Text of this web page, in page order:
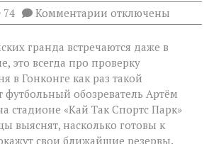
74 Комментарии к
записи
против
«Ювентуса»:
кто
выйдет
на
поле
в
Гонконге
отключены
гранда встречаются даже в
это всегда про проверку
в Гонконге как раз такой
футбольный обозреватель Артём
стадионе «Кай Так Спортс Парк»
выяснят, насколько готовы к
свои ближайшие резервы.